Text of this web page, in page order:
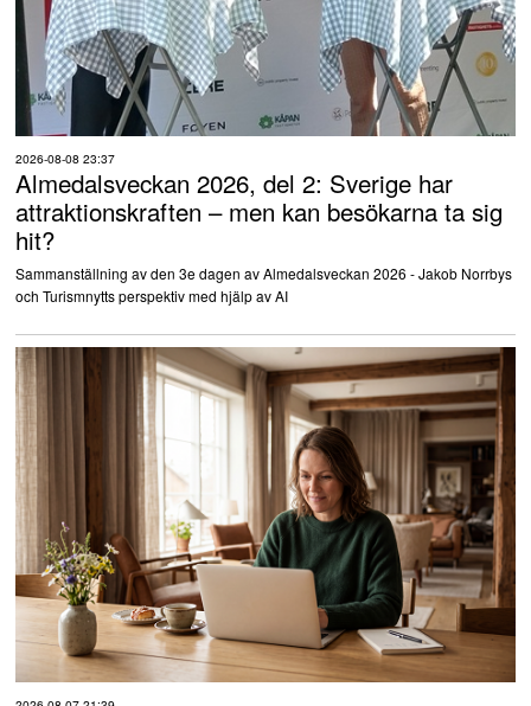
2026-08-08 23:37
Almedalsveckan 2026, del 2: Sverige har
attraktionskraften – men kan besökarna ta sig
hit?
Sammanställning av den 3e dagen av Almedalsveckan 2026 - Jakob Norrbys
och Turismnytts perspektiv med hjälp av AI